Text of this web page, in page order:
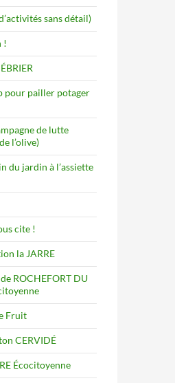
sans détail)
!
pour pailler potager
de lutte
l’olive)
du jardin à l’assiette
cite !
la JARRE
ROCHEFORT DU
Fruit
CERVIDÉ
Écocitoyenne